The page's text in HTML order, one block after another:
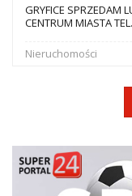
GRYFICE SPRZEDAM
CENTRUM MIASTA
Nieruchomości